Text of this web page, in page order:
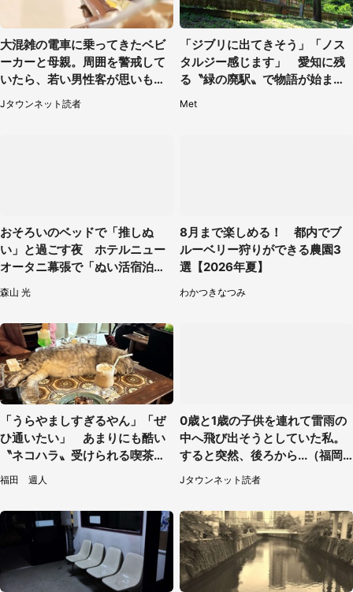
大混雑の電車に乗ってきたベビ
ーカーと母親。周囲を警戒して
いたら、若い男性客が思いもよ
らぬ行動に（東京都・50代女
性）
Jタウンネット読者
「ジブリに出てきそう」「ノス
タルジー感じます」 愛知に残
る〝緑の廃駅〟で物語が始まり
Met
おそろいのベッドで「推しぬ
い」と過ごす夜 ホテルニュー
オータニ幕張で「ぬい活宿泊プ
ラン」開始【8／8～3／31】
森山 光
8月まで楽しめる！ 都内でブ
ルーベリー狩りができる農園3
選【2026年夏】
わかつきなつみ
「うらやましすぎるやん」「ぜ
ひ通いたい」 あまりにも酷い
〝ネコハラ〟受けられる喫茶店
に5.3万人驚がく
福田 週人
0歳と1歳の子供を連れて雷雨の
中へ飛び出そうとしていた私。
すると突然、後ろから...（福岡
県・30代女性）
Jタウンネット読者